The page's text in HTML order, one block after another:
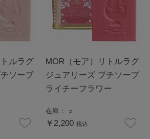
ルラグ
ソープ
MOR（モア）リトルラグ
ジュアリーズ プチソープ
ライチーフラワー
在庫： ○
￥2,200 税込